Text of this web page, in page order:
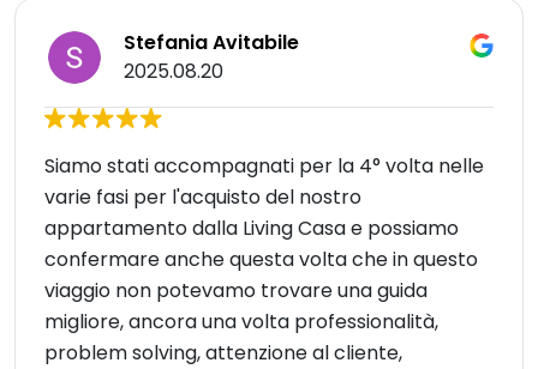
Stefania Avitabile
2025.08.20
Siamo stati accompagnati per la 4° volta nelle
varie fasi per l'acquisto del nostro
appartamento dalla Living Casa e possiamo
confermare anche questa volta che in questo
viaggio non potevamo trovare una guida
migliore, ancora una volta professionalità,
problem solving, attenzione al cliente,